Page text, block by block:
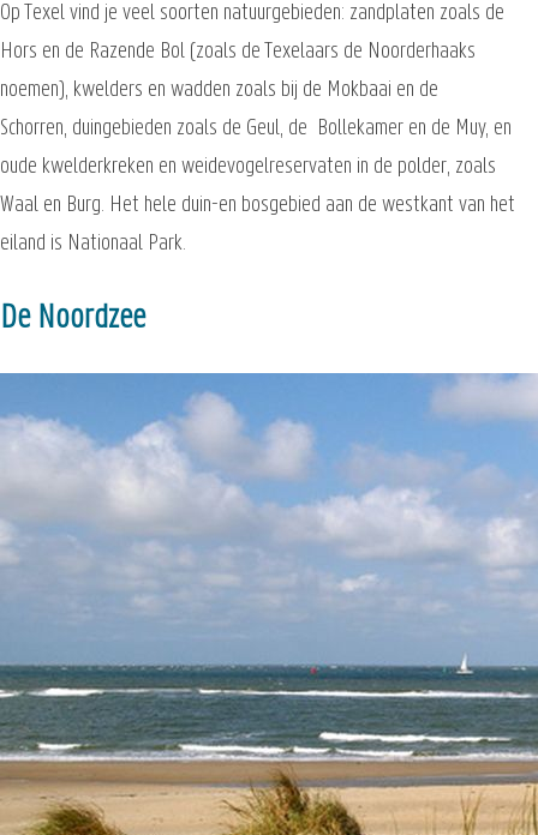
Op Texel vind je veel soorten natuurgebieden: zandplaten zoals de
Hors en de Razende Bol (zoals de Texelaars de Noorderhaaks
noemen), kwelders en wadden zoals bij de Mokbaai en de
Schorren, duingebieden zoals de Geul, de Bollekamer en de Muy, en
oude kwelderkreken en weidevogelreservaten in de polder, zoals
Waal en Burg. Het hele duin-en bosgebied aan de westkant van het
eiland is Nationaal Park.
De Noordzee